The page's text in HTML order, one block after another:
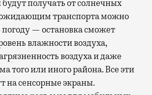
получать от солнечных
транспорта можно
погоду — остановка сможет
влажности воздуха,
воздуха и даже
того или иного района. Все эти
на сенсорные экраны.